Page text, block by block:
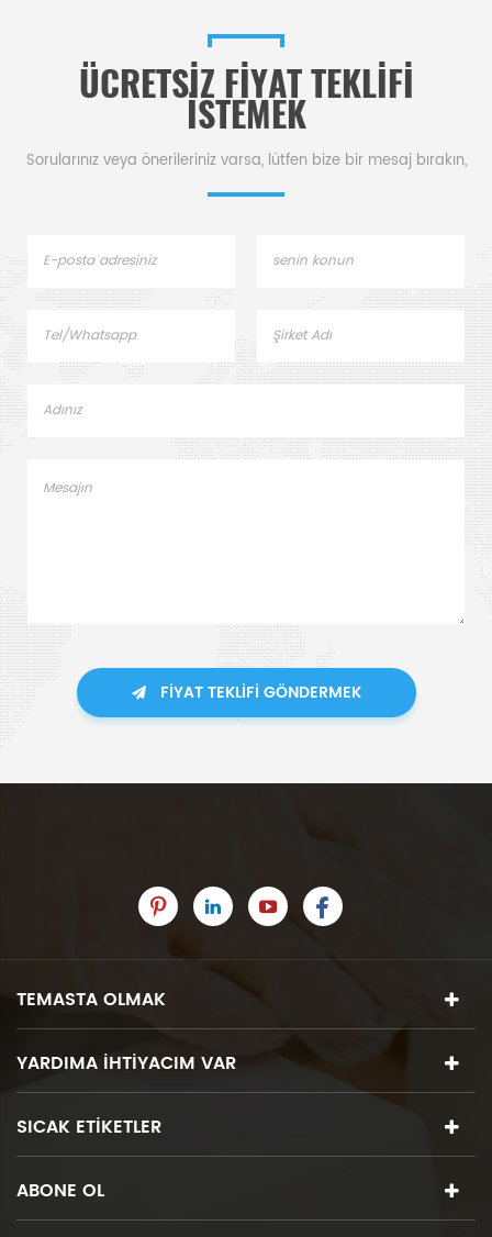
ÜCRETSIZ FIYAT TEKLIFI
ISTEMEK
Sorularınız veya önerileriniz varsa, lütfen bize bir mesaj bırakın,
FIYAT TEKLIFI GÖNDERMEK
TEMASTA OLMAK
YARDIMA IHTIYACIM VAR
SICAK ETIKETLER
ABONE OL